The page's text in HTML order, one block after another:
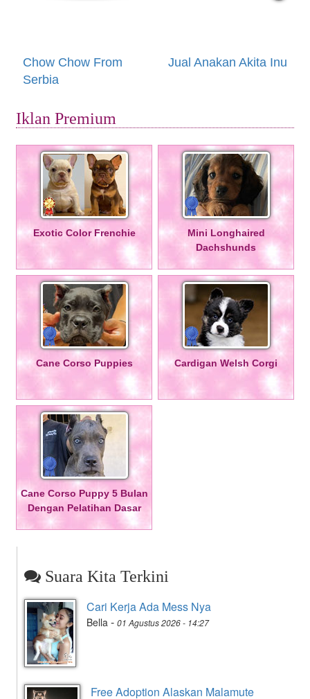
Chow Chow From
Serbia
Jual Anakan Akita Inu
Iklan Premium
Exotic Color Frenchie
Mini Longhaired
Dachshunds
Cane Corso Puppies Cardigan Welsh Corgi
Cane Corso Puppy 5 Bulan
Dengan Pelatihan Dasar
Suara Kita Terkini
Cari Kerja Ada Mess Nya
Bella - 01 Agustus 2026 - 14:27
Free Adoption Alaskan Malamute